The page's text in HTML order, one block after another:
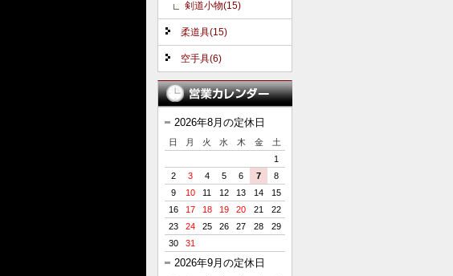
剣道小物(15)
柔道具(15)
空手具(6)
2026年8月の定休日
日 月 火 水 木 金
土
1
2
3 4 5 6 7
8
9
10 11 12 13 14
15
16
17 18 19 20 21
22
23
24 25 26 27 28
29
30
31
2026年9月の定休日